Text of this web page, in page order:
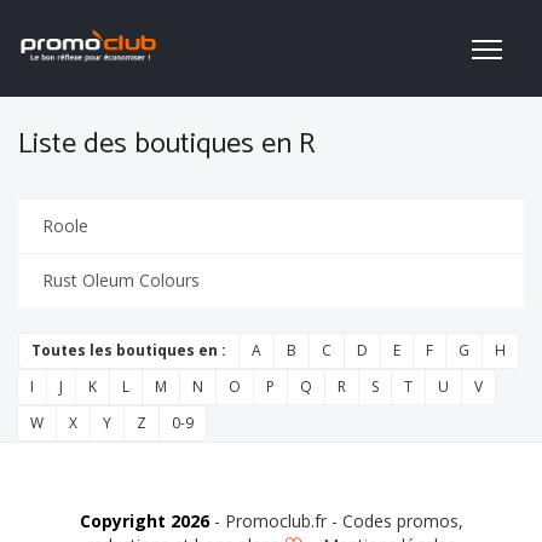
Liste des boutiques en R
Roole
Rust Oleum Colours
Toutes les boutiques en : A B C D E F G
H
I
J K L M N O P Q R S T U
V
W
X Y Z 0-9
Copyright 2026- Promoclub.fr - Codes promos,